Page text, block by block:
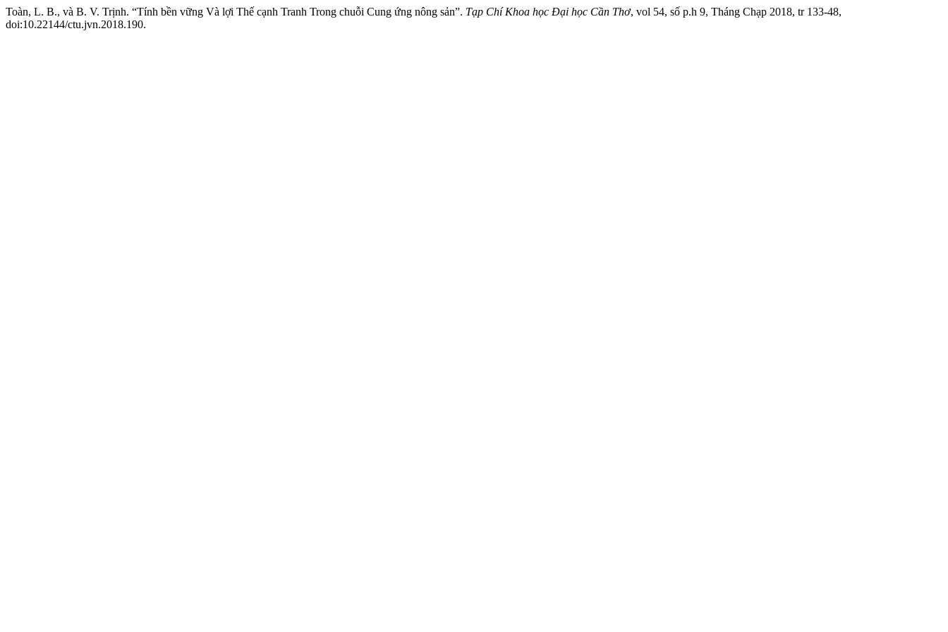
Toàn, L. B., và B. V. Trịnh. “Tính bền vững Và lợi Thế cạnh Tranh Trong chuỗi Cung ứng nông sản”. Tạp Chí Khoa học Đại học Cần Thơ, vol 54, số p.h 9, Tháng Chạp 2018, tr 133-48,
doi:10.22144/ctu.jvn.2018.190.